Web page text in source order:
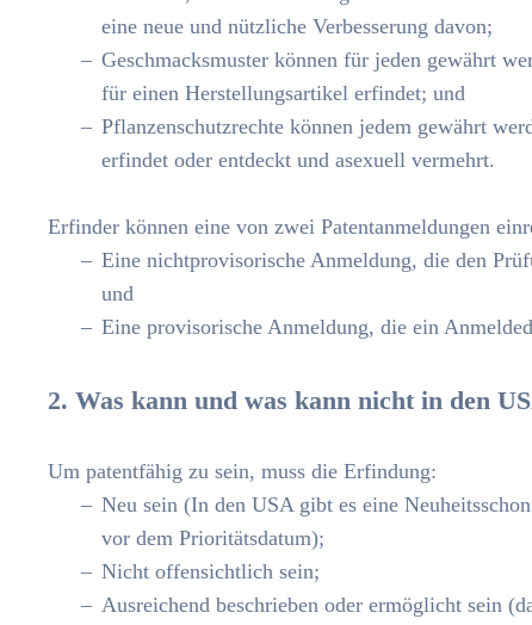
eine neue und nützliche Verbesserung davon;
Geschmacksmuster können für jeden gewährt
für einen Herstellungsartikel erfindet; und
Pflanzenschutzrechte können jedem gewährt
erfindet oder entdeckt und asexuell vermehrt.
Erfinder können eine von zwei Patentanmeldungen
Eine nichtprovisorische Anmeldung, die den
und
Eine provisorische Anmeldung, die ein
2. Was kann und was kann nicht in den
Um patentfähig zu sein, muss die Erfindung:
Neu sein (In den USA gibt es eine
vor dem Prioritätsdatum);
Nicht offensichtlich sein;
Ausreichend beschrieben oder ermöglicht sein